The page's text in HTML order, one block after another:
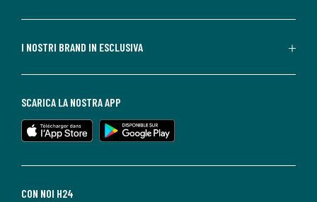
I NOSTRI BRAND IN ESCLUSIVA
CON NOI H24
SCARICA LA NOSTRA APP